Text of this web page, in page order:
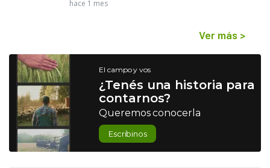
hace 1 mes
Ver más >
El campo y vos
¿Tenés una historia para
contarnos?
Queremos conocerla
Escribinos